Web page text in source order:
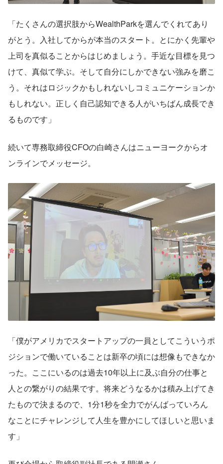
「たくさんの選択肢からWealthParkを選んでくれてあり
がとう。入社してからが本当のスタート。とにかく先輩や
上司を真似ることからはじめましょう。手近な目標を見つ
けて、真似て学ぶ。そして自分にしかできない強みを磨こ
う。それはロジックかもしれないしコミュニケーションか
もしれない。正しく自己認知できる人がいちばん成長でき
るものです」
続いて専務取締役CFOの白崎さんはニューヨークからオ
ンラインでメッセージ。
「僕がアメリカでスタートアップの一員としてこういうポ
ジションで働いていることは新卒の頃には想像もできなか
った。ここにいるのは過去10年以上に及ぶ自分の仕事と
人との繋がりの結果です。将来どうなるかは積み上げてき
たもので決まるので、1分1秒を全力でがんばっていろん
なことにチャレンジして人生を豊かにしてほしいと思いま
す」